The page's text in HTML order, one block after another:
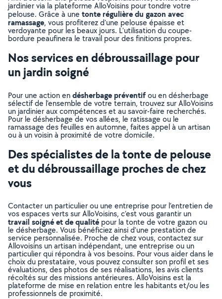
jardinier via la plateforme AlloVoisins pour tondre votre
pelouse. Grâce à une tonte régulière du gazon avec
ramassage, vous profiterez d’une pelouse épaisse et
verdoyante pour les beaux jours. L’utilisation du coupe-
bordure peaufinera le travail pour des finitions propres.
Nos services en débroussaillage pour
un jardin soigné
Pour une action endésherbage préventifou en désherbage
sélectif de l’ensemble de votre terrain, trouvez sur AlloVoisins
un jardinier aux compétences et au savoir-faire recherchés.
Pour le désherbage de vos allées, le ratissage ou le
ramassage des feuilles en automne, faites appel à un artisan
ou à un voisin à proximité de votre domicile.
Des spécialistes de la tonte de pelouse
et du débroussaillage proches de chez
vous
Contacter un particulier ou une entreprise pour l’entretien de
vos espaces verts sur AlloVoisins, c’est vous garantir un
travail soigné et de qualité pour la tonte de votre gazon ou
le désherbage. Vous bénéficiez ainsi d’une prestation de
service personnalisée. Proche de chez vous, contactez sur
Allovoisins un artisan indépendant, une entreprise ou un
particulier qui répondra à vos besoins. Pour vous aider dans le
choix du prestataire, vous pouvez consulter son profil et ses
évaluations, des photos de ses réalisations, les avis clients
récoltés sur des missions antérieures. AlloVoisins est la
plateforme de mise en relation entre les habitants et/ou les
professionnels de proximité.